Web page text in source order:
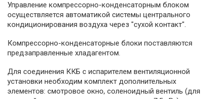
Управление компрессорно-конденсаторным блоком
осуществляется автоматикой системы центрального
кондиционирования воздуха через "сухой контакт".
Компрессорно-конденсаторные блоки поставляются
предзаправленные хладагентом.
Для соединения ККБ с испарителем вентиляционной
установки необходим комплект дополнительных
элементов: смотровое окно, соленоидный вентиль (для